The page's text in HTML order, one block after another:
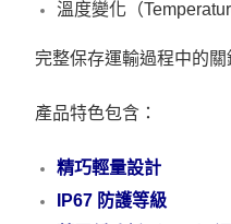
溫度變化（
完整保存運輸過程中的關
產品特色包含：
精巧輕量設計
IP67 防護等級